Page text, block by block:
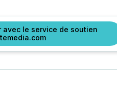
avec le service de soutien